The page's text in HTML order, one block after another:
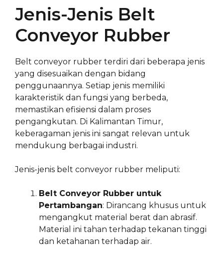
Jenis-Jenis Belt
Conveyor Rubber
Belt conveyor rubber terdiri dari beberapa jenis
yang disesuaikan dengan bidang
penggunaannya. Setiap jenis memiliki
karakteristik dan fungsi yang berbeda,
memastikan efisiensi dalam proses
pengangkutan. Di Kalimantan Timur,
keberagaman jenis ini sangat relevan untuk
mendukung berbagai industri.
Jenis-jenis belt conveyor rubber meliputi:
Belt Conveyor Rubber untuk
Pertambangan: Dirancang khusus untuk
mengangkut material berat dan abrasif.
Material ini tahan terhadap tekanan tinggi
dan ketahanan terhadap air.